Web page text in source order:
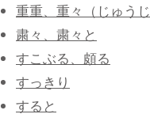
重重、重々（じゅう
​粛々、粛々と
すこぶる、頗る
すっきり
すると